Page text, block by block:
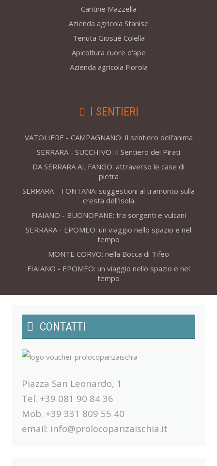
Cantine Mazzella
Azienda agricola Stanise
Tenuta Giosué Colella
Apicoltura cuore d'ape
Azienda agricola Fiorola
I SENTIERI
VATOLIERE - CAMPAGNANO: Il sentiero dell’anima
SERRARA - SUCCHIVO: Il Sentiero dei Pirati
DA SERRARA AL FANGO: attraverso le case di
pietra
SERRARA – FONTANA: suggestioni al tramonto sulla
cresta dell’isola
FIAIANO - BUONOPANE: tra sorgenti e vulcani
SERRARA - EPOMEO: un viaggio nello spazio e nel
tempo
MONTE CORVO: nella Bocca di Tifeo
FIAIANO - EPOMEO: un viaggio nello spazio e nel
tempo
CONTATTI
Piazza San Leonardo, 1
Tel. +39 081 90 84 36
Mob. +39 331 809 55 40
email: info@prolocopanzaischia.it